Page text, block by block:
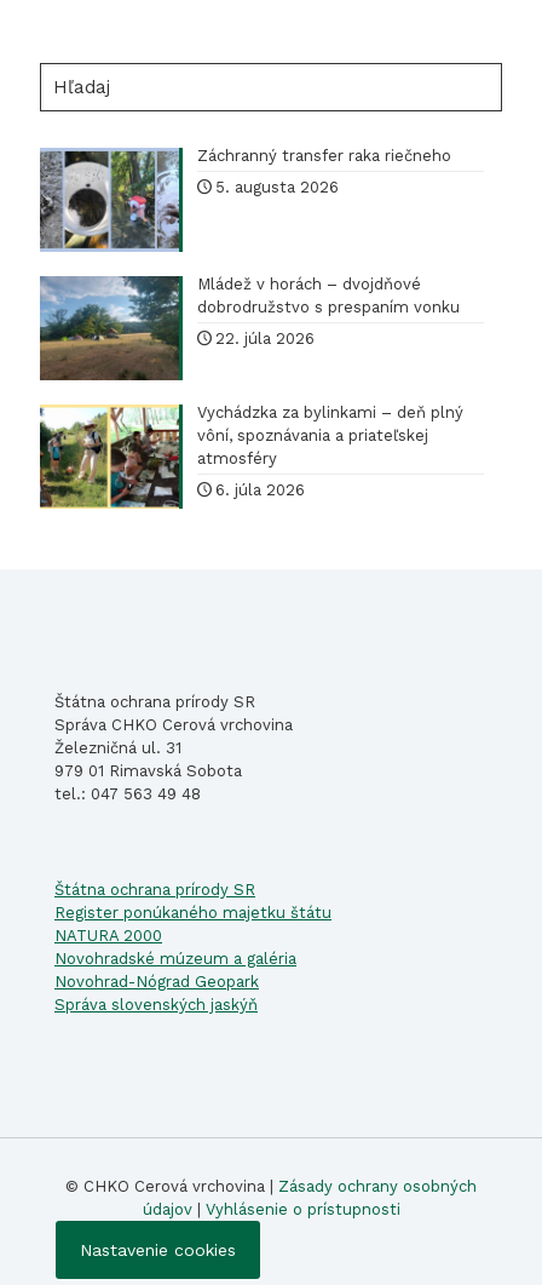
Záchranný transfer raka riečneho
5. augusta 2026
Mládež v horách – dvojdňové
dobrodružstvo s prespaním vonku
22. júla 2026
Vychádzka za bylinkami – deň plný
vôní, spoznávania a priateľskej
atmosféry
6. júla 2026
Štátna ochrana prírody SR
Správa CHKO Cerová vrchovina
Železničná ul. 31
979 01 Rimavská Sobota
tel.: 047 563 49 48
Štátna ochrana prírody SR
Register ponúkaného majetku štátu
NATURA 2000
Novohradské múzeum a galéria
Novohrad-Nógrad Geopark
Správa slovenských jaskýň
© CHKO Cerová vrchovina | Zásady ochrany osobných
údajov| Vyhlásenie o prístupnosti
Nastavenie cookies